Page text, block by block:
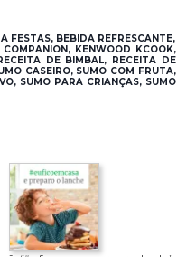
FESTAS, BEBIDA REFRESCANTE,
KENWOOD KCOOK,
DE BIMBAL, RECEITA DE
CASEIRO, SUMO COM FRUTA,
SUMO PARA CRIANÇAS, SUMO